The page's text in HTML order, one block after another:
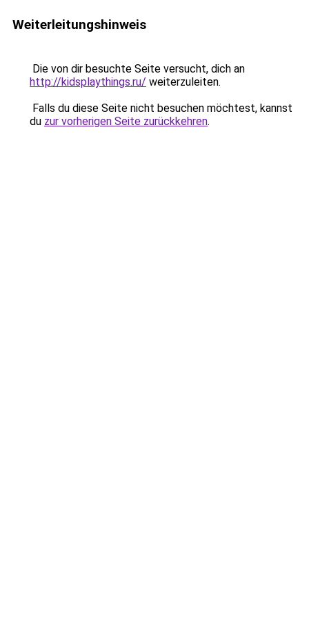
Weiterleitungshinweis
Die von dir besuchte Seite versucht, dich an
http://kidsplaythings.ru/ weiterzuleiten.
Falls du diese Seite nicht besuchen möchtest, kannst
du zur vorherigen Seite zurückkehren.